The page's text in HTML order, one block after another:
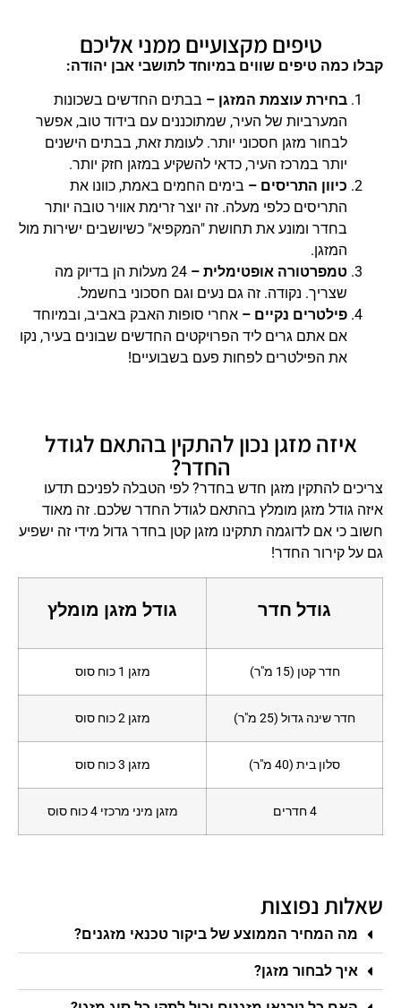
טיפים מקצועיים ממני אליכם
קבלו כמה טיפים שווים במיוחד לתושבי אבן יהודה:
בחירת עוצמת המזגן – בבתים החדשים בשכונות
המערביות של העיר, שמתוכננים עם בידוד טוב, אפשר
לבחור מזגן חסכוני יותר. לעומת זאת, בבתים הישנים
יותר במרכז העיר, כדאי להשקיע במזגן חזק יותר.
כיוון התריסים – בימים החמים באמת, כוונו את
התריסים כלפי מעלה. זה יוצר זרימת אוויר טובה יותר
בחדר ומונע את תחושת "המקפיא" כשיושבים ישירות מול
המזגן.
טמפרטורה אופטימלית –
24 מעלות הן בדיוק מה
שצריך. נקודה. זה גם נעים וגם חסכוני בחשמל.
פילטרים נקיים – אחרי סופות האבק באביב, ובמיוחד
אם אתם גרים ליד הפרויקטים החדשים שבונים בעיר, נקו
את הפילטרים לפחות פעם בשבועיים!
איזה מזגן נכון להתקין בהתאם לגודל
החדר?
צריכים להתקין מזגן חדש בחדר? לפי הטבלה לפניכם תדעו
איזה גודל מזגן מומלץ בהתאם לגודל החדר שלכם. זה מאוד
חשוב כי אם לדוגמה תתקינו מזגן קטן בחדר גדול מידי זה ישפיע
גם על קירור החדר!
גודל חדר גודל מזגן מומלץ
חדר קטן (15 מ"ר) מזגן 1 כוח סוס
חדר שינה גדול (25 מ"ר) מזגן 2 כוח סוס
סלון בית (40 מ"ר) מזגן 3 כוח סוס
4 חדרים מזגן מיני מרכזי 4 כוח סוס
שאלות נפוצות
מה המחיר הממוצע של ביקור טכנאי מזגנים?
איך לבחור מזגן?